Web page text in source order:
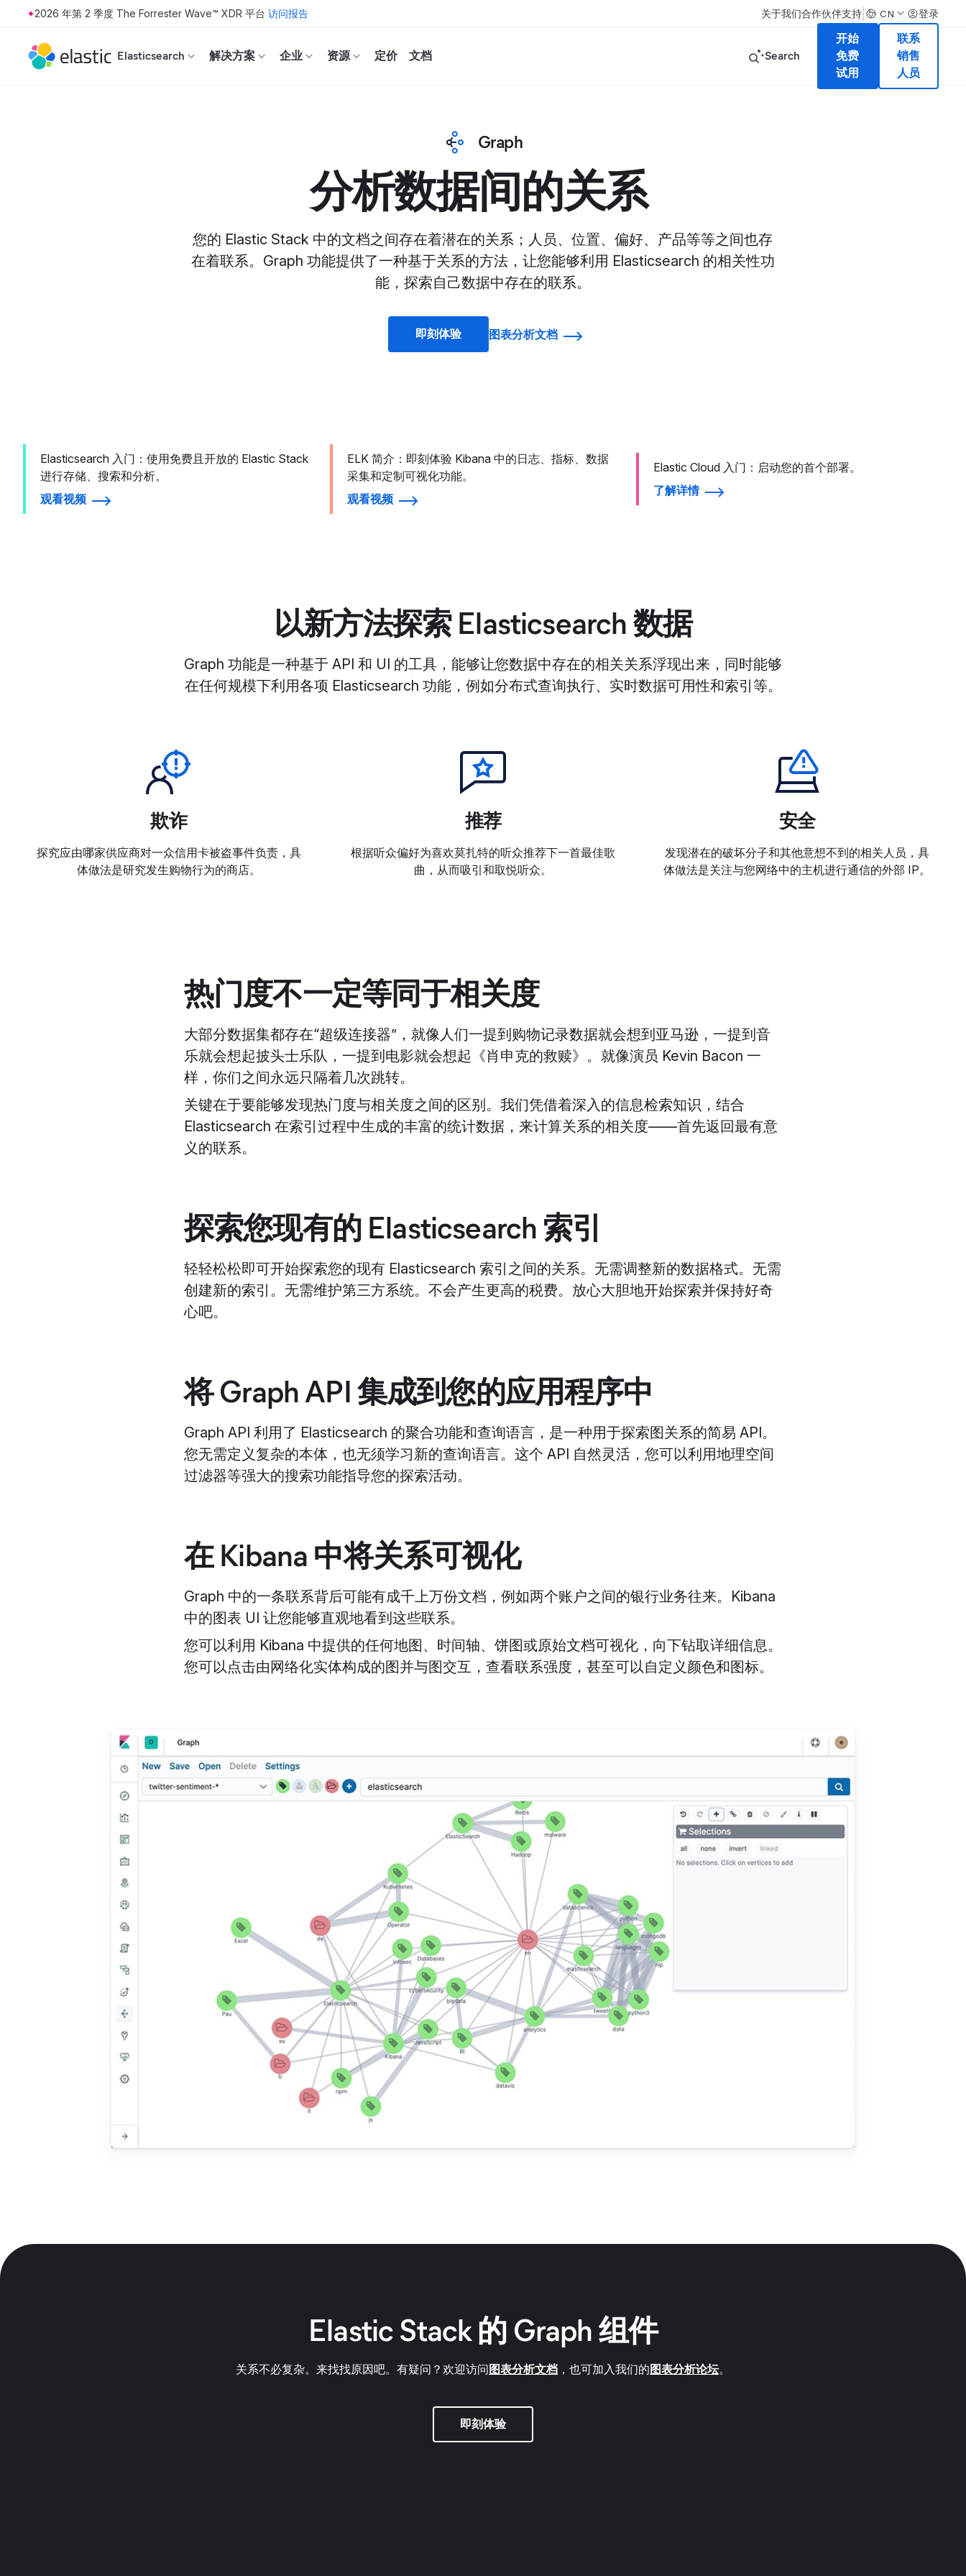
Skip to main content
2026 年第 2 季度 The Forrester Wave™ XDR 平台 访问报告 关于我们合作伙伴支持 CN 登录
Elasticsearch 解决方案 企业 资源 定价 文档 Search
开始
免费
试用
联系
销售
人员
Graph
分析数据间的关系
您的 Elastic Stack 中的文档之间存在着潜在的关系；人员、位置、偏好、产品等等之间也存
在着联系。Graph 功能提供了一种基于关系的方法，让您能够利用 Elasticsearch 的相关性功
能，探索自己数据中存在的联系。
即刻体验 图表分析文档
Elasticsearch 入门：使用免费且开放的 Elastic Stack
进行存储、搜索和分析。
观看视频
ELK 简介：即刻体验 Kibana 中的日志、指标、数据
采集和定制可视化功能。
观看视频
Elastic Cloud 入门：启动您的首个部署。
了解详情
以新方法探索 Elasticsearch 数据
Graph 功能是一种基于 API 和 UI 的工具，能够让您数据中存在的相关关系浮现出来，同时能够
在任何规模下利用各项 Elasticsearch 功能，例如分布式查询执行、实时数据可用性和索引等。
欺诈
探究应由哪家供应商对一众信用卡被盗事件负责，具
体做法是研究发生购物行为的商店。
推荐
根据听众偏好为喜欢莫扎特的听众推荐下一首最佳歌
曲，从而吸引和取悦听众。
安全
发现潜在的破坏分子和其他意想不到的相关人员，具
体做法是关注与您网络中的主机进行通信的外部 IP。
热门度不一定等同于相关度
大部分数据集都存在“超级连接器”，就像人们一提到购物记录数据就会想到亚马逊，一提到音
乐就会想起披头士乐队，一提到电影就会想起《肖申克的救赎》。就像演员 Kevin Bacon 一
样，你们之间永远只隔着几次跳转。
关键在于要能够发现热门度与相关度之间的区别。我们凭借着深入的信息检索知识，结合
Elasticsearch 在索引过程中生成的丰富的统计数据，来计算关系的相关度——首先返回最有意
义的联系。
探索您现有的 Elasticsearch 索引
轻轻松松即可开始探索您的现有 Elasticsearch 索引之间的关系。无需调整新的数据格式。无需
创建新的索引。无需维护第三方系统。不会产生更高的税费。放心大胆地开始探索并保持好奇
心吧。
将 Graph API 集成到您的应用程序中
Graph API 利用了 Elasticsearch 的聚合功能和查询语言，是一种用于探索图关系的简易 API。
您无需定义复杂的本体，也无须学习新的查询语言。这个 API 自然灵活，您可以利用地理空间
过滤器等强大的搜索功能指导您的探索活动。
在 Kibana 中将关系可视化
Graph 中的一条联系背后可能有成千上万份文档，例如两个账户之间的银行业务往来。Kibana
中的图表 UI 让您能够直观地看到这些联系。
您可以利用 Kibana 中提供的任何地图、时间轴、饼图或原始文档可视化，向下钻取详细信息。
您可以点击由网络化实体构成的图并与图交互，查看联系强度，甚至可以自定义颜色和图标。
Elastic Stack 的 Graph 组件
关系不必复杂。来找找原因吧。有疑问？欢迎访问图表分析文档，也可加入我们的图表分析论坛。
即刻体验